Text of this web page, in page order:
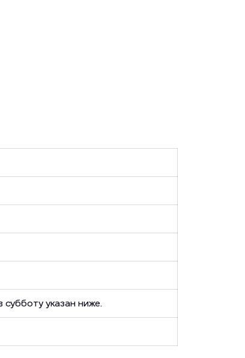
указан ниже.